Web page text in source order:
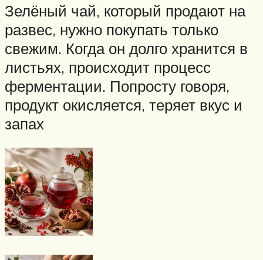
Зелёный чай, который продают на
развес, нужно покупать только
свежим. Когда он долго хранится в
листьях, происходит процесс
ферментации. Попросту говоря,
продукт окисляется, теряет вкус и
запах